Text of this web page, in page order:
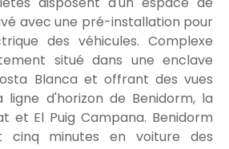
avec une pré-installation pour
des véhicules. Complexe
situé dans une enclave
Blanca et offrant des vues
ligne d'horizon de Benidorm, la
et El Puig Campana. Benidorm
cinq minutes en voiture des